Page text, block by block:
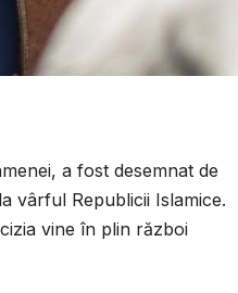
a fost desemnat de
vârful Republicii Islamice.
vine în plin război